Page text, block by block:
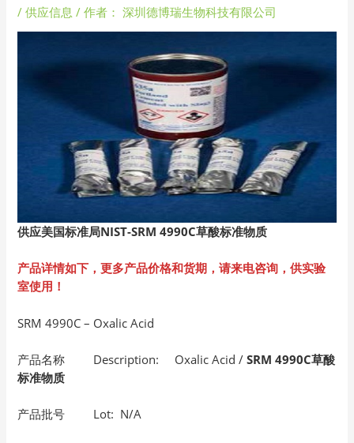
/供应信息 / 作者： 深圳德博瑞生物科技有限公司
供应美国标准局NIST-SRM 4990C草酸标准物质
产品详情如下，更多产品价格和货期，请来电咨询，供实验
室使用！
SRM 4990C – Oxalic Acid
产品名称 Description: Oxalic Acid /SRM 4990C草酸
标准物质
产品批号 Lot: N/A